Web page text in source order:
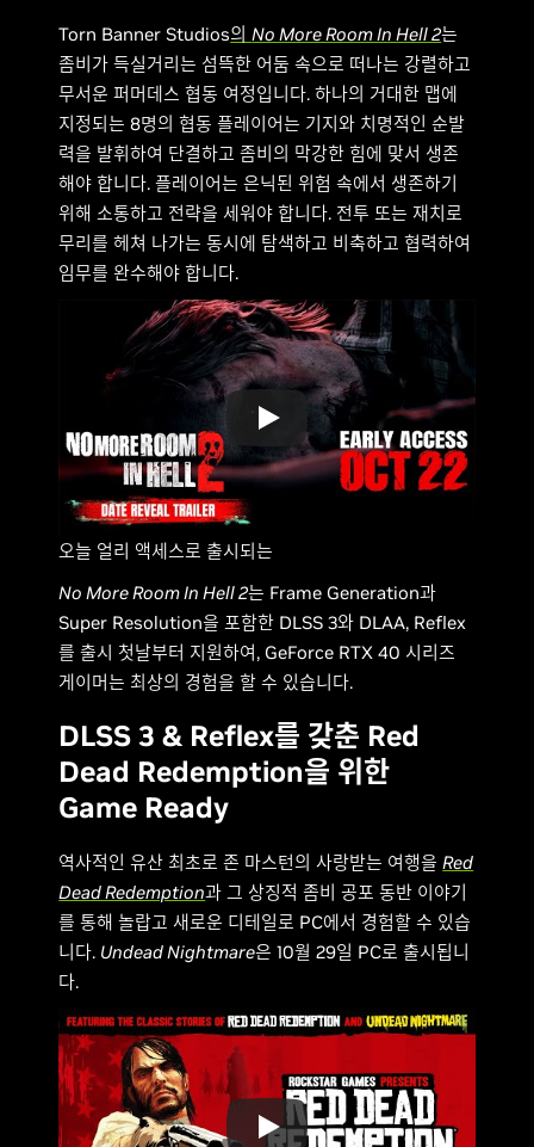
Torn Banner Studios의No More Room In Hell 2는
좀비가 득실거리는 섬뜩한 어둠 속으로 떠나는 강렬하고
무서운 퍼머데스 협동 여정입니다. 하나의 거대한 맵에
지정되는 8명의 협동 플레이어는 기지와 치명적인 순발
력을 발휘하여 단결하고 좀비의 막강한 힘에 맞서 생존
해야 합니다. 플레이어는 은닉된 위험 속에서 생존하기
위해 소통하고 전략을 세워야 합니다. 전투 또는 재치로
무리를 헤쳐 나가는 동시에 탐색하고 비축하고 협력하여
임무를 완수해야 합니다.
오늘 얼리 액세스로 출시되는
No More Room In Hell 2는 Frame Generation과
Super Resolution을 포함한 DLSS 3와 DLAA, Reflex
를 출시 첫날부터 지원하여, GeForce RTX 40 시리즈
게이머는 최상의 경험을 할 수 있습니다.
DLSS 3 & Reflex를 갖춘 Red
Dead Redemption을 위한
Game Ready
역사적인 유산 최초로 존 마스턴의 사랑받는 여행을 Red
Dead Redemption과 그 상징적 좀비 공포 동반 이야기
를 통해 놀랍고 새로운 디테일로 PC에서 경험할 수 있습
니다. Undead Nightmare은 10월 29일 PC로 출시됩니
다.